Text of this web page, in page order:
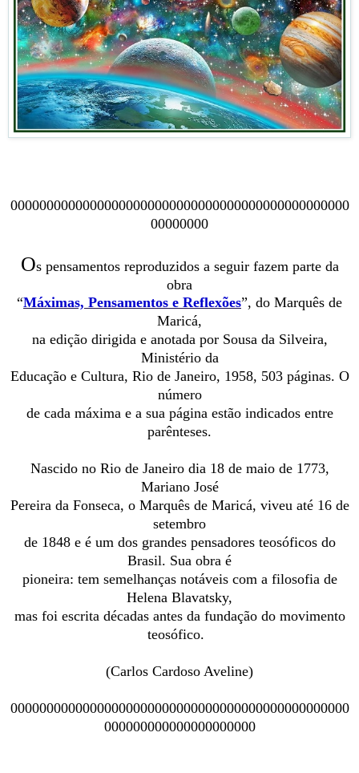
00000000000000000000000000000000000000000000000
00000000
Os pensamentos reproduzidos a seguir fazem parte da
obra
“Máximas, Pensamentos e Reflexões”, do Marquês de
Maricá,
na edição dirigida e anotada por Sousa da Silveira,
Ministério da
Educação e Cultura, Rio de Janeiro, 1958, 503 páginas. O
número
de cada máxima e a sua página estão indicados entre
parênteses.
Nascido no Rio de Janeiro dia 18 de maio de 1773,
Mariano José
Pereira da Fonseca, o Marquês de Maricá, viveu até 16 de
setembro
de 1848 e é um dos grandes pensadores teosóficos do
Brasil. Sua obra é
pioneira: tem semelhanças notáveis com a filosofia de
Helena Blavatsky,
mas foi escrita décadas antes da fundação do movimento
teosófico.
(Carlos Cardoso Aveline)
00000000000000000000000000000000000000000000000
000000000000000000000